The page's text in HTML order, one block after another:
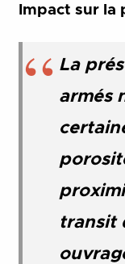
Impact sur la
La
armés
transit